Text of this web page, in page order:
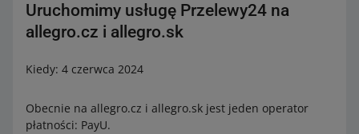
Uruchomimy usługę Przelewy24 na
allegro.cz i allegro.sk
Kiedy: 4 czerwca 2024
Obecnie na allegro.cz i allegro.sk jest jeden operator
płatności: PayU.